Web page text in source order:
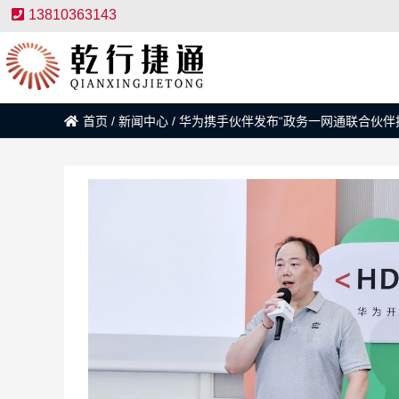
13810363143
首页 / 新闻中心 / 华为携手伙伴发布“政务一网通联合伙